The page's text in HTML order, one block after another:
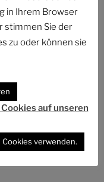
in Ihrem Browser
stimmen Sie der
zu oder können sie
auf unseren
verwenden.